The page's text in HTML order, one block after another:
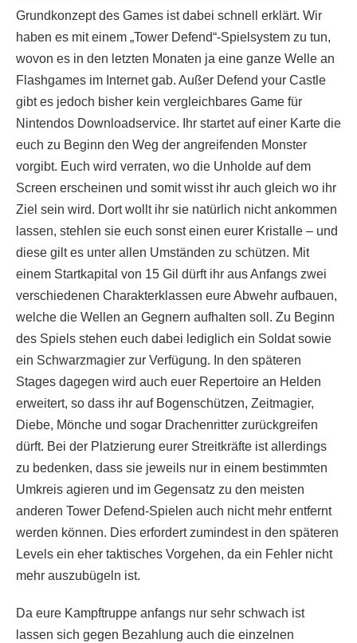
Grundkonzept des Games ist dabei schnell erklärt. Wir
haben es mit einem „Tower Defend“-Spielsystem zu tun,
wovon es in den letzten Monaten ja eine ganze Welle an
Flashgames im Internet gab. Außer Defend your Castle
gibt es jedoch bisher kein vergleichbares Game für
Nintendos Downloadservice. Ihr startet auf einer Karte die
euch zu Beginn den Weg der angreifenden Monster
vorgibt. Euch wird verraten, wo die Unholde auf dem
Screen erscheinen und somit wisst ihr auch gleich wo ihr
Ziel sein wird. Dort wollt ihr sie natürlich nicht ankommen
lassen, stehlen sie euch sonst einen eurer Kristalle – und
diese gilt es unter allen Umständen zu schützen. Mit
einem Startkapital von 15 Gil dürft ihr aus Anfangs zwei
verschiedenen Charakterklassen eure Abwehr aufbauen,
welche die Wellen an Gegnern aufhalten soll. Zu Beginn
des Spiels stehen euch dabei lediglich ein Soldat sowie
ein Schwarzmagier zur Verfügung. In den späteren
Stages dagegen wird auch euer Repertoire an Helden
erweitert, so dass ihr auf Bogenschützen, Zeitmagier,
Diebe, Mönche und sogar Drachenritter zurückgreifen
dürft. Bei der Platzierung eurer Streitkräfte ist allerdings
zu bedenken, dass sie jeweils nur in einem bestimmten
Umkreis agieren und im Gegensatz zu den meisten
anderen Tower Defend-Spielen auch nicht mehr entfernt
werden können. Dies erfordert zumindest in den späteren
Levels ein eher taktisches Vorgehen, da ein Fehler nicht
mehr auszubügeln ist.
Da eure Kampftruppe anfangs nur sehr schwach ist
lassen sich gegen Bezahlung auch die einzelnen